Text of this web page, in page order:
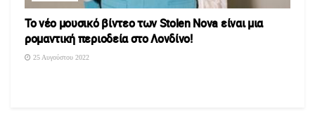
Το νέο μουσικό βίντεο των Stolen Nova είναι μια
ρομαντική περιοδεία στο Λονδίνο!
25 Αυγούστου 2022